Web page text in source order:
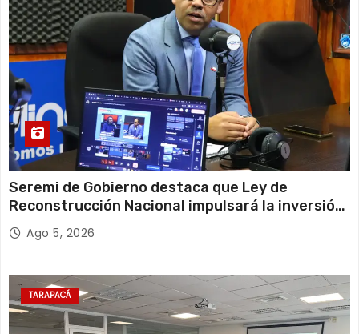
Seremi de Gobierno destaca que Ley de
Reconstrucción Nacional impulsará la inversión
y el empleo en Tarapacá
Ago 5, 2026
TARAPACÁ